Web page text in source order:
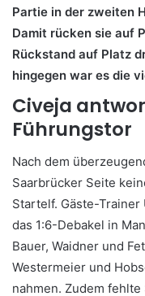
Partie in der zweiten
Damit rücken sie auf
Rückstand auf Platz
hingegen war es die
Civeja
Führungstor
Nach dem
Saarbrücker Seite
Startelf. Gäste-
das 1:6-Debakel in
Bauer, Waidner und
Westermeier und
nahmen. Zudem